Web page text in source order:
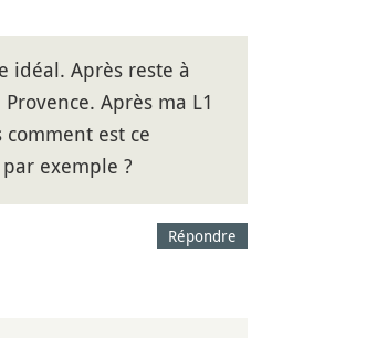
idéal. Après reste à
Après ma L1
est ce
exemple ?
Répondre